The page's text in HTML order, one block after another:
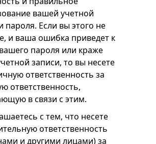
вашей учетной
пароля. Если вы этого не
и ваша ошибка приведет к
пароля или краже
записи, то вы несете
ответственность за
ответственность,
в связи с этим.
с тем, что несете
ответственность
и другими лицами) за